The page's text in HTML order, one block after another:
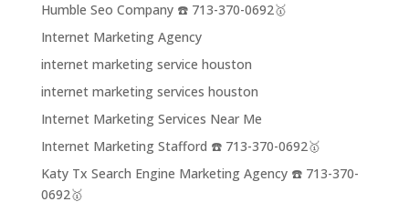
Humble Seo Company ☎️ 713-370-0692🥇
Internet Marketing Agency
internet marketing service houston
internet marketing services houston
Internet Marketing Services Near Me
Internet Marketing Stafford ☎️ 713-370-0692🥇
Katy Tx Search Engine Marketing Agency ☎️ 713-370-
0692🥇